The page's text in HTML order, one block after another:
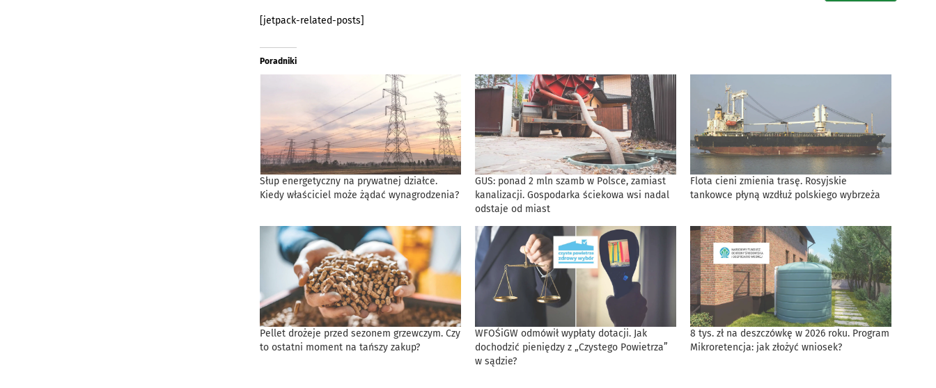
[jetpack-related-posts]
Poradniki
Słup energetyczny na prywatnej działce.
Kiedy właściciel może żądać wynagrodzenia?
GUS: ponad 2 mln szamb w Polsce, zamiast
kanalizacji. Gospodarka ściekowa wsi nadal
odstaje od miast
Flota cieni zmienia trasę. Rosyjskie
tankowce płyną wzdłuż polskiego wybrzeża
Pellet drożeje przed sezonem grzewczym. Czy
to ostatni moment na tańszy zakup?
WFOŚiGW odmówił wypłaty dotacji. Jak
dochodzić pieniędzy z „Czystego Powietrza”
w sądzie?
8 tys. zł na deszczówkę w 2026 roku. Program
Mikroretencja: jak złożyć wniosek?